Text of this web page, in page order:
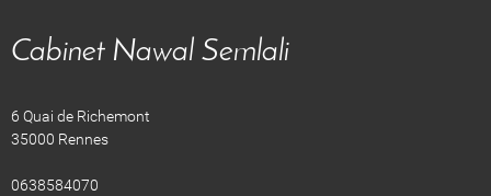
Cabinet Nawal Semlali
6 Quai de Richemont
35000 Rennes
0638584070